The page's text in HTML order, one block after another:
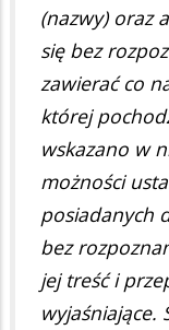
(nazwy) oraz
się bez
zawierać co
której
wskazano w
możności
posiadanych
bez
jej treść i
wyjaśniające.